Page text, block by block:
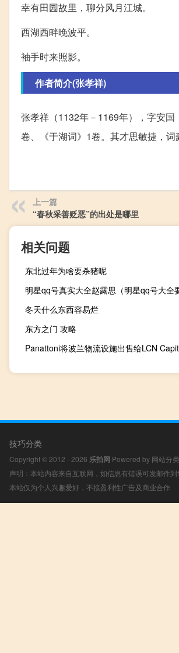
幸有田园故里，聊分风月江城。
西湖西畔晚波平。
袖手时来照影。
作者简介(张孝祥)
张孝祥（1132年－1169年），字安
卷、《于湖词》1卷。其才思敏捷，词
上一篇
“春秋采善贬恶”的出处是哪里
相关问题
东北过年为啥要杀猪呢
明星qq号真实大全赵露思（明星qq号大全
冬天什么东西容易烂
东方之门 攻略
Panattoni将波兰物流设施出售给LCN
技巧分类
Copyright © 2012 - 2026 乐拍网 Powered by 网站分
声明：本站内容来自互联网，如信息有错误可发邮件
本站仅为个人兴趣爱好，不接盈利性广告及商业合作